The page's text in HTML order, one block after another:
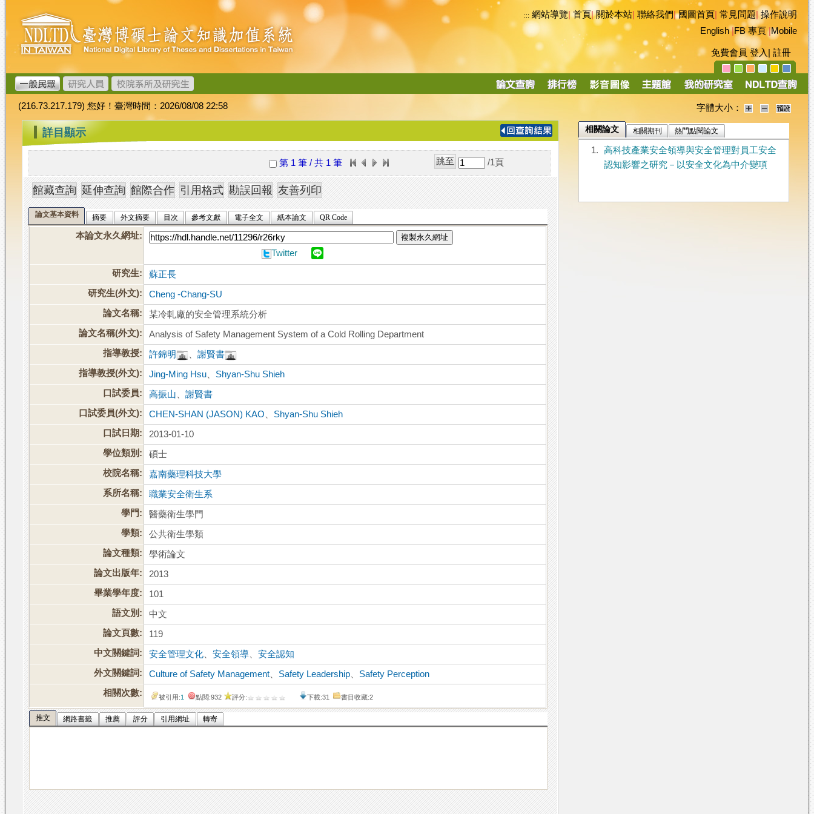
跳
到
主
要
內
容
臺
灣
博
碩
士
論
文
加
值
系
統
::: 網站導覽|首頁|關於本站 聯絡我們|國圖首頁 常見問題|操作說明
English|FB 專頁|Mobile
免費會員 登入 註冊
導
(216.73.217.179) 您好！臺灣時間：2026/08/08 22:58 字體大小：
::: 詳目顯示
第 1 筆 / 共 1 筆 /1 頁
論文基本資料 摘要 外文摘要 目次 參考文獻 電子全文 紙本論文 QR Code
本論文永久網址: 複製永久網址
Twitter
研究生:
蘇正長
研究生(外文):
Cheng -Chang-SU
論文名稱:
某冷軋廠的安全管理系統分析
論文名稱(外文):
Analysis of Safety Management System of a Cold Rolling Department
指導教授:
許錦明 、謝賢書
指導教授(外文):
Jing-Ming Hsu
Shyan-Shu Shieh
口試委員:
高振山 、謝賢書
口試委員(外文):
CHEN-SHAN (JASON) KAO
Shyan-Shu Shieh
口試日期:
2013-01-10
學位類別:
碩士
校院名稱:
嘉南藥理科技大學
系所名稱:
職業安全衛生系
學門:
醫藥衛生學門
學類:
公共衛生學類
論文種類:
學術論文
論文出版年:
2013
畢業學年度:
101
語文別:
中文
論文頁數:
119
中文關鍵詞:
安全管理文化 、安全領導 、安全認知
外文關鍵詞:
Culture of Safety Management Safety Leadership
Safety Perception
相關次數:
被引用:1 點閱:932 評分: 下載:31 書目收藏:2
推文 網路書籤 推薦 評分 引用網址 轉寄
相關論文 相關期刊 熱門點閱論文
1.
高科技產業安全領導與安全管理對員工安全
認知影響之研究－以安全文化為中介變項